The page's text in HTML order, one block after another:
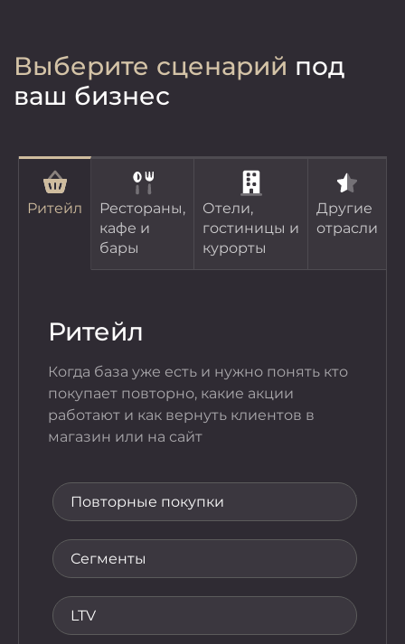
Выберите сценарий под
ваш бизнес
Ритейл
Рестораны,
кафе и
бары
Отели,
гостиницы и
курорты
Другие
отрасли
Ритейл
Когда база уже есть и нужно понять кто
покупает повторно, какие акции
работают и как вернуть клиентов в
магазин или на сайт
Повторные покупки
Сегменты
LTV